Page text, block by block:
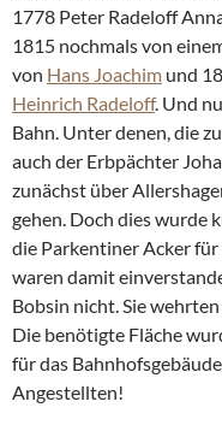
1778 Peter Radeloff
1815 nochmals von
von Hans Joachim und
Heinrich Radeloff. Und
Bahn. Unter denen, die
auch der Erbpächter
zunächst über
gehen. Doch dies wurde
die Parkentiner Acker
waren damit
Bobsin nicht. Sie
Die benötigte Fläche
für das
Angestellten!